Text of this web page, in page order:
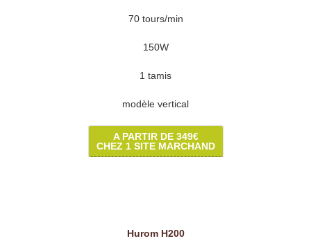
70 tours/min
150W
1 tamis
modèle vertical
A PARTIR DE 349€
CHEZ 1 SITE MARCHAND
Hurom H200